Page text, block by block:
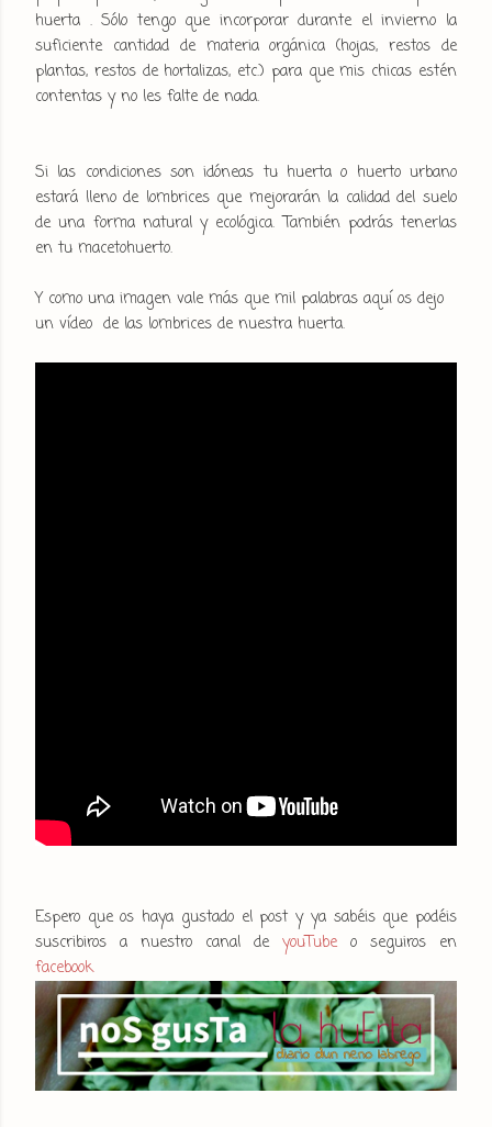
huerta . Sólo tengo que incorporar durante el invierno la
suficiente cantidad de materia orgánica (hojas, restos de
plantas, restos de hortalizas, etc.) para que mis chicas estén
contentas y no les falte de nada.
Si las condiciones son idóneas tu huerta o huerto urbano
estará lleno de lombrices que mejorarán la calidad del suelo
de una forma natural y ecológica. También podrás tenerlas
en tu macetohuerto.
Y como una imagen vale más que mil palabras aquí os dejo
un vídeo de las lombrices de nuestra huerta.
Espero que os haya gustado el post y ya sabéis que podéis
suscribiros a nuestro canal de youTube o seguiros en
facebook